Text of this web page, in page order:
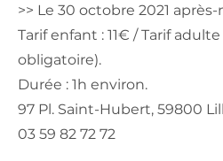
>> Le 30 octobre 2021
Tarif enfant : 11€ / Tarif
obligatoire).
Durée : 1h environ.
97 Pl. Saint-Hubert, 59800
03 59 82 72 72